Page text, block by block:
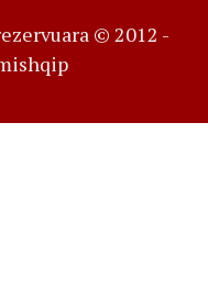
© 2012 -